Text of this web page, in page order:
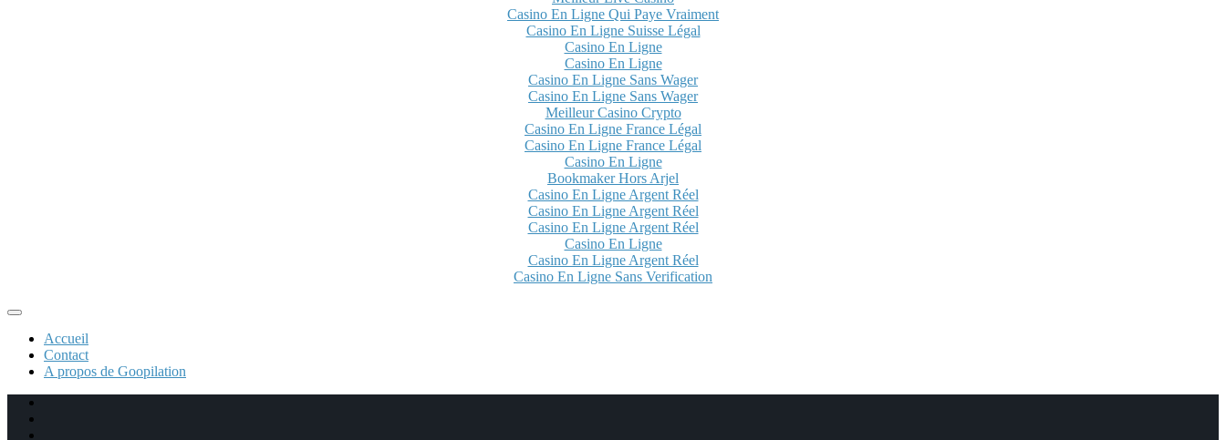
Casino En Ligne Qui Paye Vraiment
Casino En Ligne Suisse Légal
Casino En Ligne
Casino En Ligne
Casino En Ligne Sans Wager
Casino En Ligne Sans Wager
Meilleur Casino Crypto
Casino En Ligne France Légal
Casino En Ligne France Légal
Casino En Ligne
Bookmaker Hors Arjel
Casino En Ligne Argent Réel
Casino En Ligne Argent Réel
Casino En Ligne Argent Réel
Casino En Ligne
Casino En Ligne Argent Réel
Casino En Ligne Sans Verification
Accueil
Contact
A propos de Goopilation